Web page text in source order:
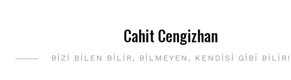
Cahit Cengizhan
BIZI BILEN BILIR, BILMEYEN, KENDISI GIBI BILIR!